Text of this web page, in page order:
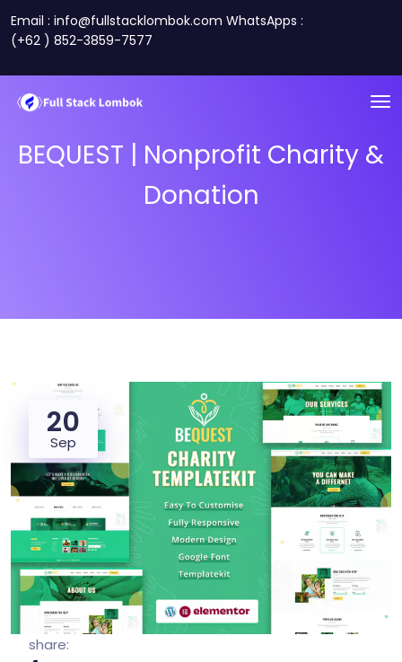
Email : info@fullstacklombok.com WhatsApps :
(+62 ) 852-3859-7577
BEQUEST | Nonprofit Charity &
Donation
20
Sep
share: